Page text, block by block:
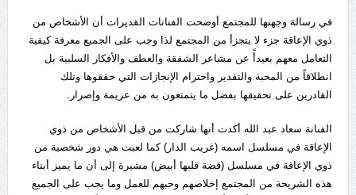
في رسالة وجهنها للمجتمع أوضحت الفنانات القديرات أن الأشخاص من
ذوي الإعاقة جزء لا يتجزأ من المجتمع لذا وجب على الجميع معرفة كيفية
التعامل معهم بعيدأً عن مشاعر الشفقة والعطف والأفكار السلبية بل
انطلاقاً من المحبة والتقدير واحترام الإنجازات التي حققوها وتلك
القادرين على تحقيقها بفضل ما يتمتعون به من عزيمة وإصرار.
الفنانة سعاد عبد الله أكدت أنها شاركت من قبل الأشخاص من ذوي
الإعاقة في مسلسل اسمه (غريب الدار) كما لعبت هي دور شخصية من
ذوي الإعاقة في مسلسل (فضة قلبها أبيض) مشيرة إلى أن ما يميز أبناء
هذه الشريحة من المجتمع إخلاصهم وحبهم للعمل وما يجب على الجميع